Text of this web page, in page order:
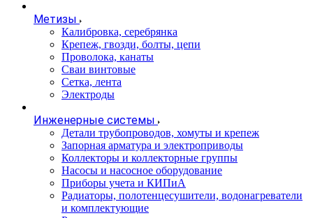
Метизы
Калибровка, серебрянка
Крепеж, гвозди, болты, цепи
Проволока, канаты
Сваи винтовые
Сетка, лента
Электроды
Инженерные системы
Детали трубопроводов, хомуты и крепеж
Запорная арматура и электроприводы
Коллекторы и коллекторные группы
Насосы и насосное оборудование
Приборы учета и КИПиА
Радиаторы, полотенцесушители, водонагреватели
и комплектующие